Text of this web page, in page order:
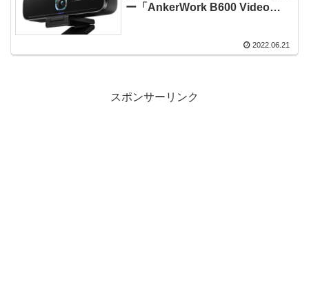
ー「AnkerWork B600 Video
2022.06.21
スポンサーリンク